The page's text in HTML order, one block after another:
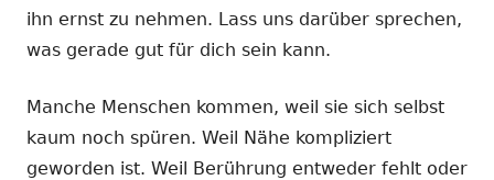
ihn ernst zu nehmen. Lass uns darüber sprechen,
was gerade gut für dich sein kann.
Manche Menschen kommen, weil sie sich selbst
kaum noch spüren. Weil Nähe kompliziert
geworden ist. Weil Berührung entweder fehlt oder